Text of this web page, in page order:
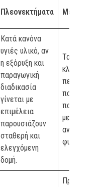
Πλεονεκτήματα
Κατά κανόνα
υγιές υλικό, αν
η εξόρυξη και
παραγωγική
διαδικασία
γίνεται με
επιμέλεια
παρουσιάζουν
σταθερή και
ελεγχόμενη
δομή.
Τα λεπτόκοκκα
κλάσματα
περιέχουν
ποσοστό
παιπάλης πολύ
μεγαλύτερο
αντίστοιχα
φυσικά αδρανή
Προσμίξεις